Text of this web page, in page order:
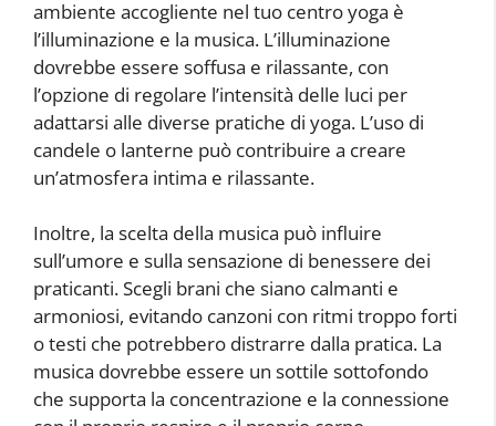
ambiente accogliente nel tuo centro yoga è
l’illuminazione e la musica. L’illuminazione
dovrebbe essere soffusa e rilassante, con
l’opzione di regolare l’intensità delle luci per
adattarsi alle diverse pratiche di yoga. L’uso di
candele o lanterne può contribuire a creare
un’atmosfera intima e rilassante.
Inoltre, la scelta della musica può influire
sull’umore e sulla sensazione di benessere dei
praticanti. Scegli brani che siano calmanti e
armoniosi, evitando canzoni con ritmi troppo forti
o testi che potrebbero distrarre dalla pratica. La
musica dovrebbe essere un sottile sottofondo
che supporta la concentrazione e la connessione